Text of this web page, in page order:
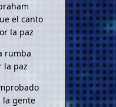
el canto
la paz
rumba
la paz
la gente